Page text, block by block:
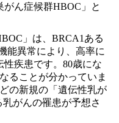
ん症候群HBOC」と
」は、BRCA1ある
能異常により、高率に
疾患です。80歳にな
ることが分かっていま
の新規の「遺伝性乳が
がんの罹患が予想さ